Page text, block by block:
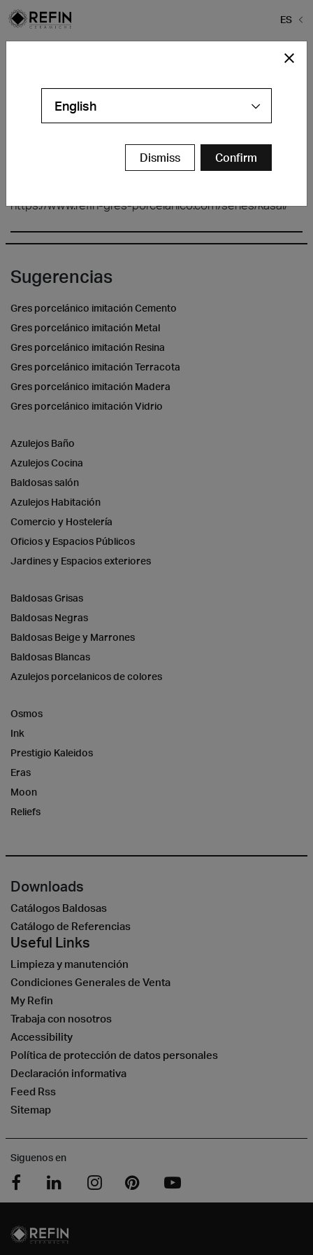
ES
https://www.refin-gres-porcelanico.com/series/kasai/
Sugerencias
Gres porcelánico imitación Cemento
Gres porcelánico imitación Metal
Gres porcelánico imitación Resina
Gres porcelánico imitación Terracota
Gres porcelánico imitación Madera
Gres porcelánico imitación Vidrio
Azulejos Baño
Azulejos Cocina
Baldosas salón
Azulejos Habitación
Comercio y Hostelería
Oficios y Espacios Públicos
Jardines y Espacios exteriores
Baldosas Grisas
Baldosas Negras
Baldosas Beige y Marrones
Baldosas Blancas
Azulejos porcelanicos de colores
Osmos
Ink
Prestigio Kaleidos
Eras
Moon
Reliefs
Downloads
Catálogos Baldosas
Catálogo de Referencias
Useful Links
Limpieza y manutención
Condiciones Generales de Venta
My Refin
Trabaja con nosotros
Accessibility
Política de protección de datos personales
Declaración informativa
Feed Rss
Sitemap
Siguenos en
English
Dismiss Confirm